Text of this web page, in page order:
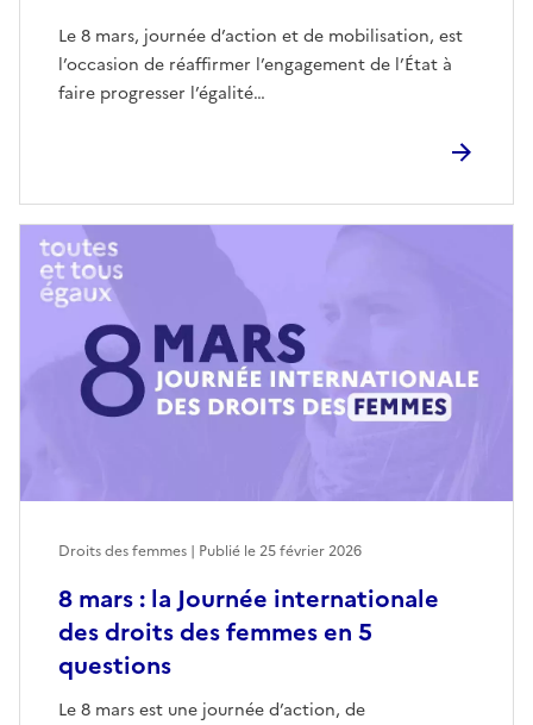
Le 8 mars, journée d’action et de mobilisation, est
l’occasion de réaffirmer l’engagement de l’État à
faire progresser l’égalité…
8 mars : la Journée internationale
des droits des femmes en 5
questions
Le 8 mars est une journée d’action, de
Droits des femmes | Publié le25 février 2026